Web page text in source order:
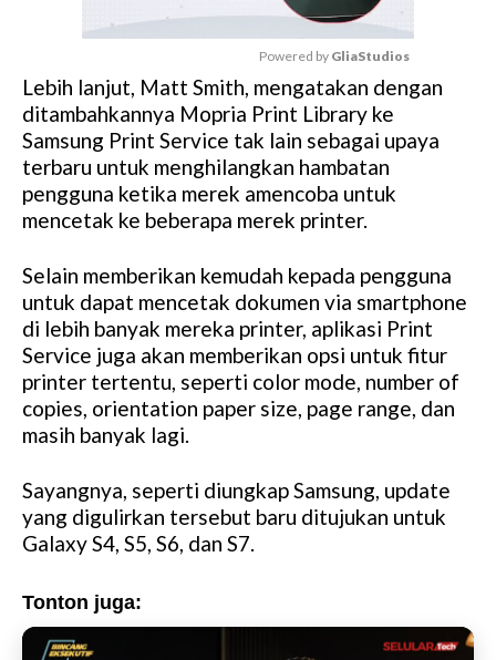
M
u
t
e
Powered by GliaStudios
Lebih lanjut, Matt Smith, mengatakan dengan
ditambahkannya Mopria Print Library ke
Samsung Print Service tak lain sebagai upaya
terbaru untuk menghilangkan hambatan
pengguna ketika merek amencoba untuk
mencetak ke beberapa merek printer.
Selain memberikan kemudah kepada pengguna
untuk dapat mencetak dokumen via smartphone
di lebih banyak mereka printer, aplikasi Print
Service juga akan memberikan opsi untuk fitur
printer tertentu, seperti color mode, number of
copies, orientation paper size, page range, dan
masih banyak lagi.
Sayangnya, seperti diungkap Samsung, update
yang digulirkan tersebut baru ditujukan untuk
Galaxy S4, S5, S6, dan S7.
Tonton juga: